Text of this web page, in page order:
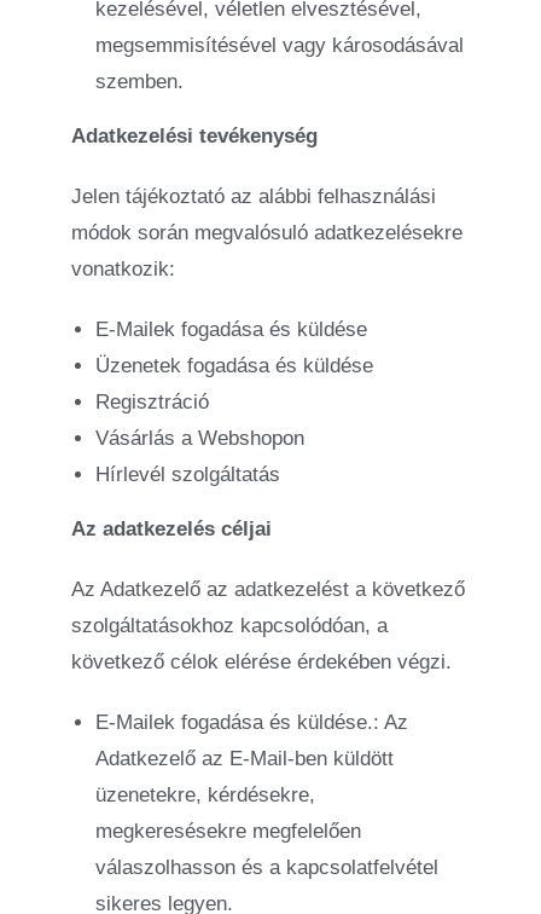
kezelésével, véletlen elvesztésével,
megsemmisítésével vagy károsodásával
szemben.
Adatkezelési tevékenység
Jelen tájékoztató az alábbi felhasználási
módok során megvalósuló adatkezelésekre
vonatkozik:
E-Mailek fogadása és küldése
Üzenetek fogadása és küldése
Regisztráció
Vásárlás a Webshopon
Hírlevél szolgáltatás
Az adatkezelés céljai
Az Adatkezelő az adatkezelést a következő
szolgáltatásokhoz kapcsolódóan, a
következő célok elérése érdekében végzi.
E-Mailek fogadása és küldése.: Az
Adatkezelő az E-Mail-ben küldött
üzenetekre, kérdésekre,
megkeresésekre megfelelően
válaszolhasson és a kapcsolatfelvétel
sikeres legyen.